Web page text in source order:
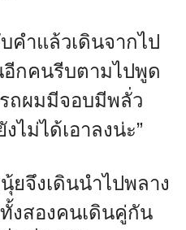
คำแล้วเดินจากไป
กคนรีบตามไปพูด
ถผมมีจอบมีพลั่ว
ไม่ได้เอาลงน่ะ”
ยจึงเดินนำไปพลาง
งสองคนเดินคู่กัน